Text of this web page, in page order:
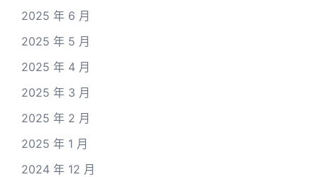
2025 年 6 月
2025 年 5 月
2025 年 4 月
2025 年 3 月
2025 年 2 月
2025 年 1 月
2024 年 12 月